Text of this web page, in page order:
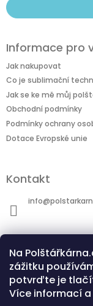
Na
zážitku
potvrďte je
Více informací
Informace pro
Jak nakupovat
Co je sublimační
Jak se ke mě můj
Obchodní podmínky
Podmínky ochrany
Dotace Evropské unie
Kontakt
info@
Dotace